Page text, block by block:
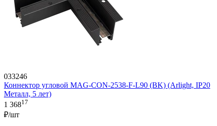
033246
Коннектор угловой MAG-CON-2538-F-L90 (BK) (Arlight, IP20
Металл, 5 лет)
1 36817
₽/шт